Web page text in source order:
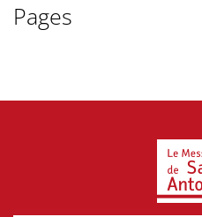
Pages